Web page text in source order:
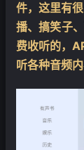
件，这里有
播、搞笑子
费收听的，
听各种音频